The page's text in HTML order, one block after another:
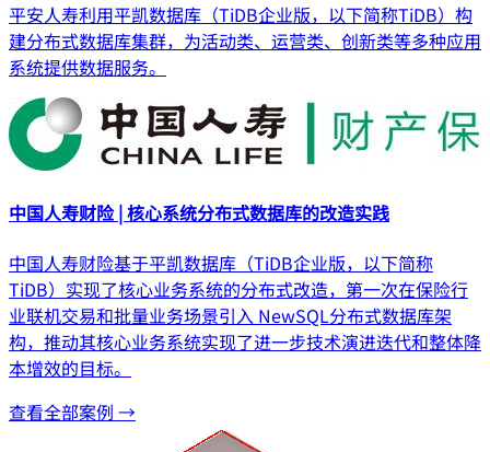
平安人寿利用平凯数据库（TiDB企业版，以下简称TiDB）构
建分布式数据库集群，为活动类、运营类、创新类等多种应用
系统提供数据服务。
中国人寿财险 | 核心系统分布式数据库的改造实践
中国人寿财险基于平凯数据库（TiDB企业版，以下简称
TiDB）实现了核心业务系统的分布式改造，第一次在保险行
业联机交易和批量业务场景引入 NewSQL分布式数据库架
构，推动其核心业务系统实现了进一步技术演进迭代和整体降
本增效的目标。
查看全部案例 →